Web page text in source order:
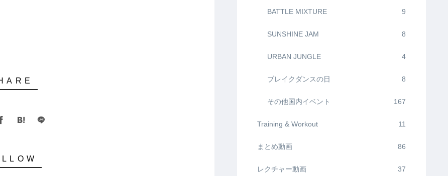
BATTLE MIXTURE 9
SUNSHINE JAM 8
URBAN JUNGLE 4
ブレイクダンスの日 8
その他国内イベント 167
Training & Workout 11
まとめ動画 86
レクチャー動画 37